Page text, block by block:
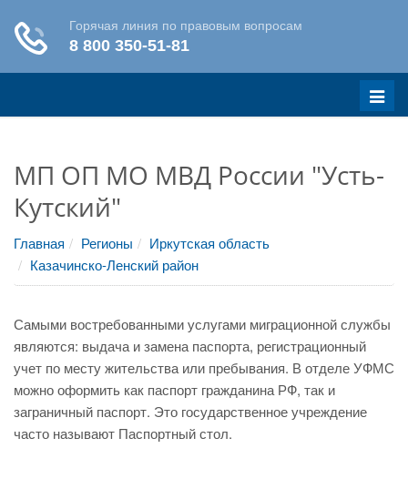
Меню
МП ОП МО МВД России "Усть-
Кутский"
Главная Регионы
Иркутская область
Казачинско-Ленский район
Самыми востребованными услугами миграционной службы
являются: выдача и замена паспорта, регистрационный
учет по месту жительства или пребывания. В отделе УФМС
можно оформить как паспорт гражданина РФ, так и
заграничный паспорт. Это государственное учреждение
часто называют Паспортный стол.